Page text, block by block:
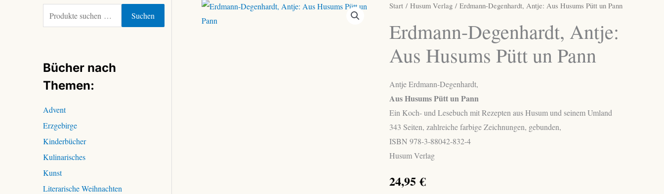
n
n
h
:
Suchen
Bücher nach
Themen:
Advent
Erzgebirge
Kinderbücher
Kulinarisches
Kunst
Literarische Weihnachten
Start/ Husum Verlag/ Erdmann-Degenhardt, Antje: Aus Husums Pütt un Pann
Erdmann-Degenhardt, Antje:
Aus Husums Pütt un Pann
Antje Erdmann-Degenhardt,
Aus Husums Pütt un Pann
Ein Koch- und Lesebuch mit Rezepten aus Husum und seinem Umland
343 Seiten, zahlreiche farbige Zeichnungen, gebunden,
ISBN 978-3-88042-832-4
Husum Verlag
24,95€